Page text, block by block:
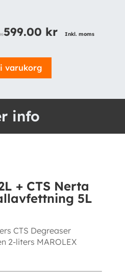
599.00 kr Inkl. moms
varukorg
info
+ CTS Nerta
5L
CTS Degreaser
2-liters MAROLEX